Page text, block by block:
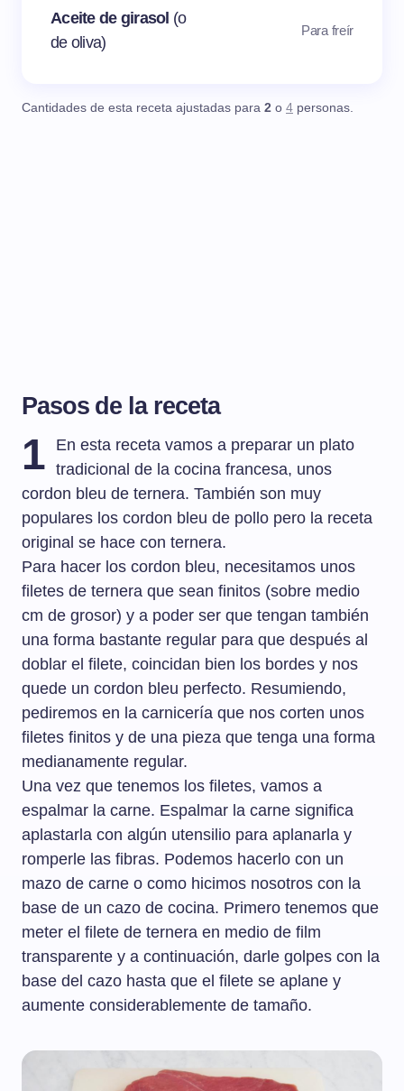
Aceite de girasol (o
de oliva)
Para freír
Cantidades de esta receta ajustadas para 2 o 4 personas.
Pasos de la receta
1
En esta receta vamos a preparar un plato
tradicional de la cocina francesa, unos
cordon bleu de ternera. También son muy
populares los cordon bleu de pollo pero la receta
original se hace con ternera.
Para hacer los cordon bleu, necesitamos unos
filetes de ternera que sean finitos (sobre medio
cm de grosor) y a poder ser que tengan también
una forma bastante regular para que después al
doblar el filete, coincidan bien los bordes y nos
quede un cordon bleu perfecto. Resumiendo,
pediremos en la carnicería que nos corten unos
filetes finitos y de una pieza que tenga una forma
medianamente regular.
Una vez que tenemos los filetes, vamos a
espalmar la carne. Espalmar la carne significa
aplastarla con algún utensilio para aplanarla y
romperle las fibras. Podemos hacerlo con un
mazo de carne o como hicimos nosotros con la
base de un cazo de cocina. Primero tenemos que
meter el filete de ternera en medio de film
transparente y a continuación, darle golpes con la
base del cazo hasta que el filete se aplane y
aumente considerablemente de tamaño.